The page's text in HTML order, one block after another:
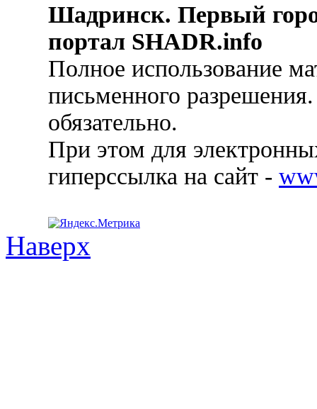
Шадринск. Первый
портал SHADR.info
Полное использование
письменного
обязательно.
При этом для
гиперссылка на сайт -
Наверх